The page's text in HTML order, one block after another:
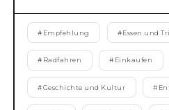
# Empfehlung #Essen und
# Radfahren # Einkaufen
#Geschichte und Kultur #